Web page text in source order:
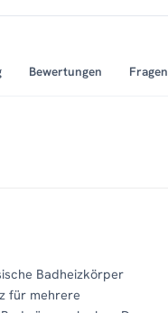
Bewertungen Fragen
Badheizkörper
für mehrere